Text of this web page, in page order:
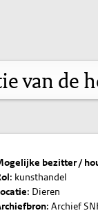
van de
bezitter /
: kunsthandel
: Dieren
: Archief